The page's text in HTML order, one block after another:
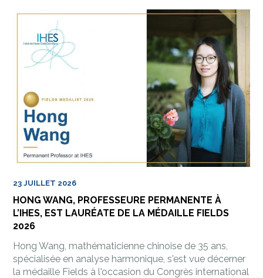
23 JUILLET 2026
HONG WANG, PROFESSEURE PERMANENTE À
L’IHES, EST LAURÉATE DE LA MÉDAILLE FIELDS
2026
Hong Wang, mathématicienne chinoise de 35 ans,
spécialisée en analyse harmonique, s'est vue décerner
la médaille Fields à l'occasion du Congrès international